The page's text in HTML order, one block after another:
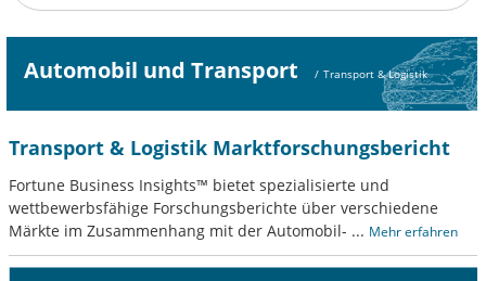
Automobil und Transport / Transport & Logistik
Transport & Logistik Marktforschungsbericht
Fortune Business Insights™ bietet spezialisierte und
wettbewerbsfähige Forschungsberichte über verschiedene
Märkte im Zusammenhang mit der Automobil- ... Mehr erfahren